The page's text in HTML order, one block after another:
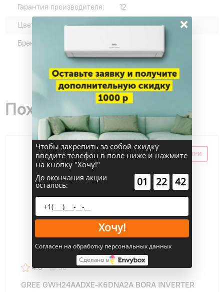
Гарантия производителя:
12
Цвет внутреннего блока:
Белый
Бренд:
Похожие товары
СКИДКА ПО ПРОМОКОДУ ВНУТРИ
4.8 36
GREE GWH24AADXE-K6DNA2A BORA INVERTER
×
Чтобы закрепить за собой скидку
введите телефон в поле ниже и нажмите
на кнопку "Хочу!"
До окончания акции
осталось: 01 22 41
Хочу!
Согласен на обработку персональных данных
Сделано в